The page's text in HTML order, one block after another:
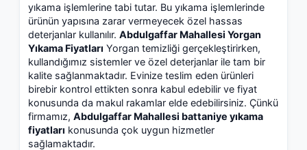
yıkama işlemlerine tabi tutar. Bu yıkama işlemlerinde
ürünün yapısına zarar vermeyecek özel hassas
deterjanlar kullanılır.Abdulgaffar Mahallesi Yorgan
Yıkama Fiyatları Yorgan temizliği gerçekleştirirken,
kullandığımız sistemler ve özel deterjanlar ile tam bir
kalite sağlanmaktadır. Evinize teslim eden ürünleri
birebir kontrol ettikten sonra kabul edebilir ve fiyat
konusunda da makul rakamlar elde edebilirsiniz. Çünkü
firmamız,Abdulgaffar Mahallesi battaniye yıkama
fiyatları konusunda çok uygun hizmetler
sağlamaktadır.